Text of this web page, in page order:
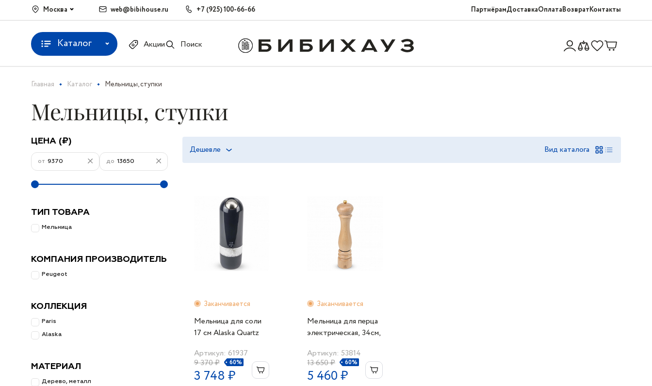
Москва web@bibihouse.ru +7 (925) 100-66-66 ПартнёрамДоставкаОплатаВозвратКонтакты
Каталог Акции Поиск
Главная Каталог Мельницы, ступки
Мельницы, ступки
ЦЕНА (₽)
от до
ТИП ТОВАРА
Мельница
КОМПАНИЯ ПРОИЗВОДИТЕЛЬ
Peugeot
КОЛЛЕКЦИЯ
Paris
Alaska
МАТЕРИАЛ
Дерево, металл
Дешевле Вид каталога
Заканчивается
Мельница для соли
17 см Alaska Quartz
Артикул: 61937
9 370 ₽
60%
3 748 ₽
Заканчивается
Мельница для перца
электрическая, 34см,
electric
Артикул: 53814
13 650 ₽
60%
5 460 ₽